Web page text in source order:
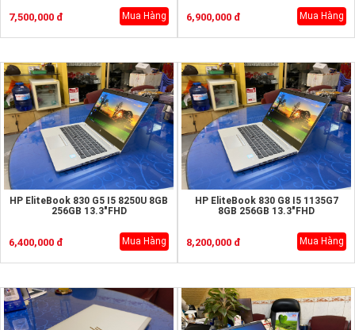
7,500,000 đ Mua Hàng 6,900,000 đ Mua Hàng
HP EliteBook 830 G5 I5 8250U 8GB
256GB 13.3"FHD
6,400,000 đ Mua Hàng
HP EliteBook 830 G8 I5 1135G7
8GB 256GB 13.3"FHD
8,200,000 đ Mua Hàng